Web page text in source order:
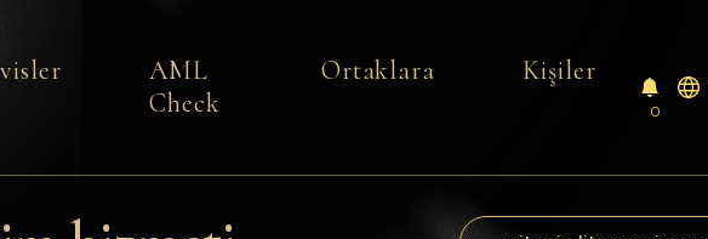
AML
Check
Ortaklara Kişiler
0